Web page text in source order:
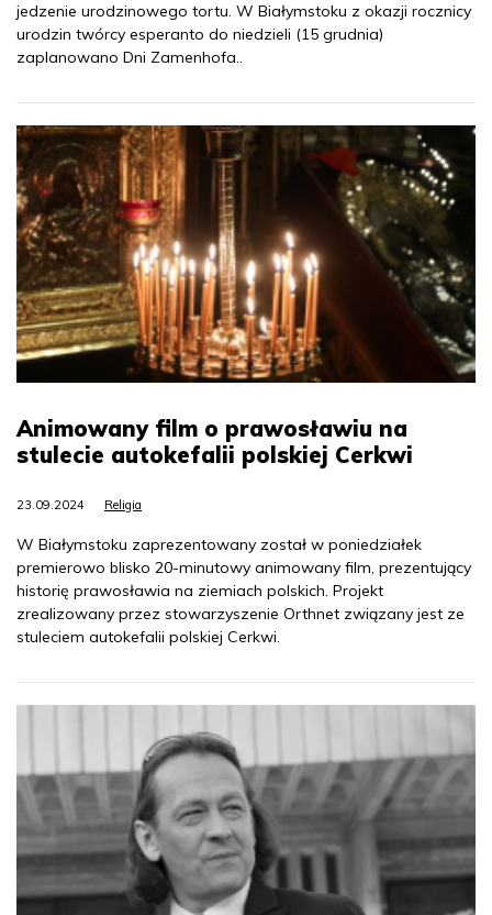
jedzenie urodzinowego tortu. W Białymstoku z okazji rocznicy
urodzin twórcy esperanto do niedzieli (15 grudnia)
zaplanowano Dni Zamenhofa..
Animowany film o prawosławiu na
stulecie autokefalii polskiej Cerkwi
23.09.2024 Religia
W Białymstoku zaprezentowany został w poniedziałek
premierowo blisko 20-minutowy animowany film, prezentujący
historię prawosławia na ziemiach polskich. Projekt
zrealizowany przez stowarzyszenie Orthnet związany jest ze
stuleciem autokefalii polskiej Cerkwi.